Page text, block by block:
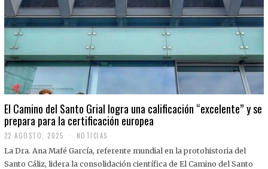
El Camino del Santo Grial logra una calificación “excelente” y se
prepara para la certificación europea
22 AGOSTO, 2025
2
A
G
NOTICIAS
La Dra. Ana Mafé García, referente mundial en la protohistoria del
Santo Cáliz, lidera la consolidación científica de El Camino del Santo